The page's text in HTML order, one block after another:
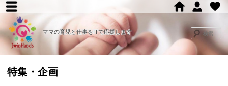
ママの育児と仕事をITで応援します
索
メ
ン
メ
ニ
メ
イ
特集・企画